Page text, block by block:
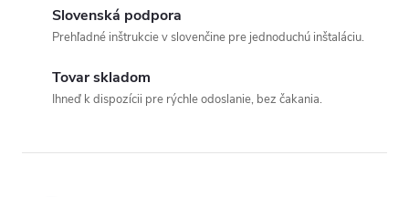
Slovenská podpora
Prehľadné inštrukcie v slovenčine pre jednoduchú inštaláciu.
Tovar skladom
Ihneď k dispozícii pre rýchle odoslanie, bez čakania.